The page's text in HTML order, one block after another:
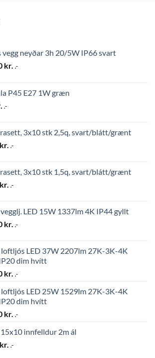
neyðar 3h 20/5W IP66 svart
kr. .-
P45 E27 1W græn
.-
3x10 stk 2,5q, svart/blátt/grænt
kr. .-
3x10 stk 1,5q, svart/blátt/grænt
kr. .-
LED 15W 1337lm 4K IP44 gyllt
kr. .-
loftljós LED 37W 2207lm 27K-3K-4K
dim hvítt
kr. .-
loftljós LED 25W 1529lm 27K-3K-4K
dim hvítt
kr. .-
innfelldur 2m ál
kr. .-